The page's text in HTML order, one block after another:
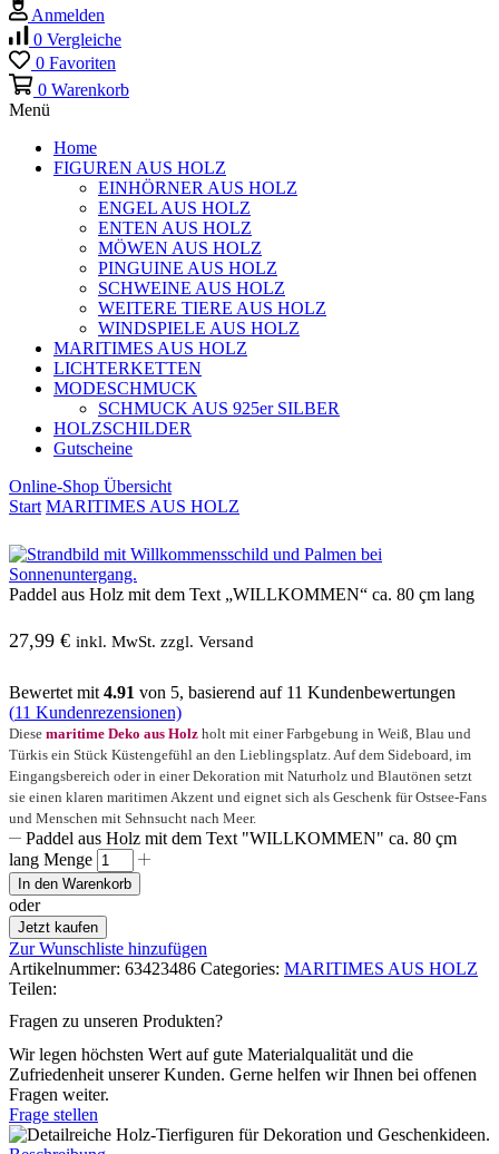
Anmelden
0 Vergleiche
0 Favoriten
0 Warenkorb
Menü
Home
FIGUREN AUS HOLZ
EINHÖRNER AUS HOLZ
ENGEL AUS HOLZ
ENTEN AUS HOLZ
MÖWEN AUS HOLZ
PINGUINE AUS HOLZ
SCHWEINE AUS HOLZ
WEITERE TIERE AUS HOLZ
WINDSPIELE AUS HOLZ
MARITIMES AUS HOLZ
LICHTERKETTEN
MODESCHMUCK
SCHMUCK AUS 925er SILBER
HOLZSCHILDER
Gutscheine
Online-Shop Übersicht
Start MARITIMES AUS HOLZ
Paddel aus Holz mit dem Text „WILLKOMMEN“ ca. 80 çm lang
27,99 € inkl. MwSt. zzgl. Versand
Bewertet mit 4.91 von 5, basierend auf 11 Kundenbewertungen
(11 Kundenrezensionen)
Diese maritime Deko aus Holz holt mit einer Farbgebung in Weiß, Blau und
Türkis ein Stück Küstengefühl an den Lieblingsplatz. Auf dem Sideboard, im
Eingangsbereich oder in einer Dekoration mit Naturholz und Blautönen setzt
sie einen klaren maritimen Akzent und eignet sich als Geschenk für Ostsee-Fans
und Menschen mit Sehnsucht nach Meer.
Paddel aus Holz mit dem Text "WILLKOMMEN" ca. 80 çm
lang Menge
In den Warenkorb
oder
Jetzt kaufen
Zur Wunschliste hinzufügen
Artikelnummer: 63423486 Categories: MARITIMES AUS HOLZ
Teilen:
Fragen zu unseren Produkten?
Wir legen höchsten Wert auf gute Materialqualität und die
Zufriedenheit unserer Kunden. Gerne helfen wir Ihnen bei offenen
Fragen weiter.
Frage stellen